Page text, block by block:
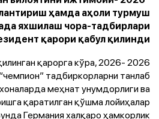
ҳамда аҳоли турмуш
яхшилаш чора-тадбирлари
қарори қабул қилинди.
қилинган қарорга кўра, 2026-
тадбиркорларни танлаб
меҳнат унумдорлиги ва
қаратилган қўшма лойиҳалар
Германия халқаро ҳамкорлик